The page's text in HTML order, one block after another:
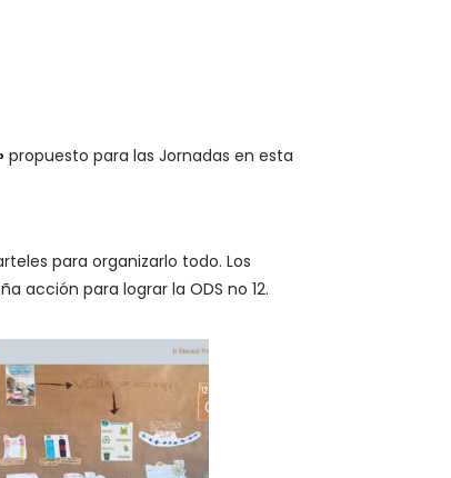
propuesto para las Jornadas en esta
para organizarlo todo. Los
acción para lograr la ODS no 12.